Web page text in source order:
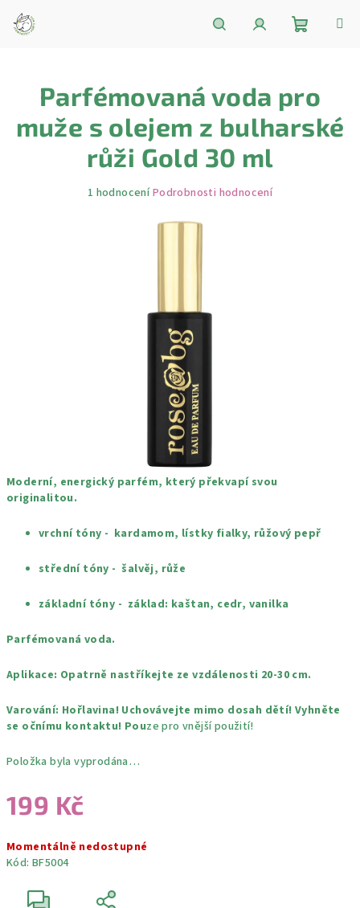
obsah
košík
Moderní, energický parfém, který překvapí svou
originalitou.
vrchní tóny - kardamom, lístky fialky, růžový pepř
střední tóny - šalvěj, růže
základní tóny - základ: kaštan, cedr, vanilka
Parfémovaná voda.
Aplikace: Opatrně nastříkejte ze vzdálenosti 20-30 cm.
Varování: Hořlavina! Uchovávejte mimo dosah dětí! Vyhněte
se očnímu kontaktu! Pouze pro vnější použití!
Položka byla vyprodána…
199 Kč
cena:
Momentálně nedostupné
Kód: BF5004
Parfémovaná voda pro
muže s olejem z bulharské
růži Gold 30 ml
Průměrné
1 hodnoceníPodrobnosti hodnocení